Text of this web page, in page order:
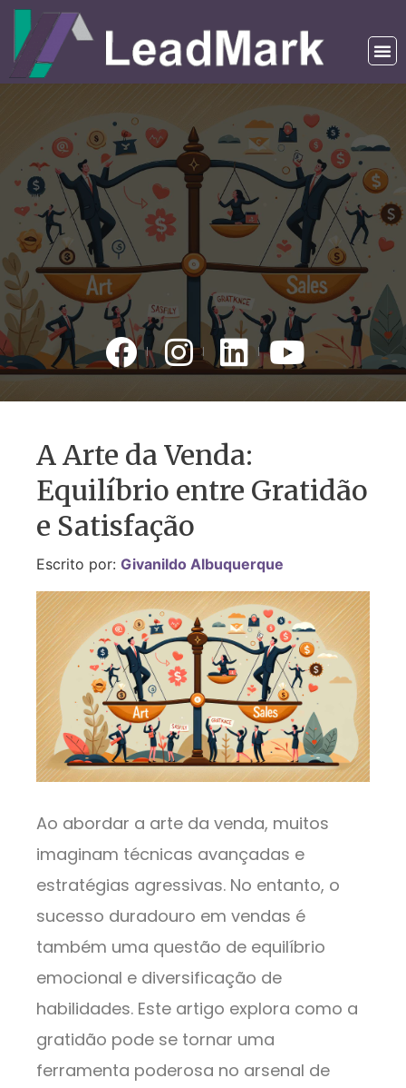
A Arte da Venda:
Equilíbrio entre Gratidão
e Satisfação
Escrito por: Givanildo Albuquerque
Ao abordar a arte da venda, muitos
imaginam técnicas avançadas e
estratégias agressivas. No entanto, o
sucesso duradouro em vendas é
também uma questão de equilíbrio
emocional e diversificação de
habilidades. Este artigo explora como a
gratidão pode se tornar uma
ferramenta poderosa no arsenal de